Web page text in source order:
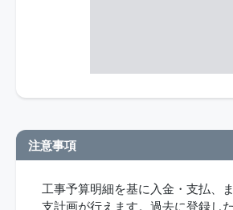
注意事項
工事予算明細を基に入金・支払、
支計画が行えます。過去に登録し